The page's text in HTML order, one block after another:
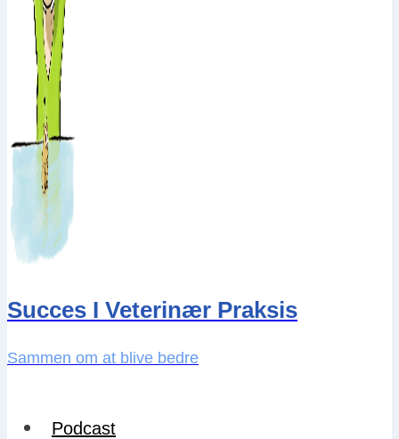
Succes I Veterinær Praksis
Sammen om at blive bedre
Podcast